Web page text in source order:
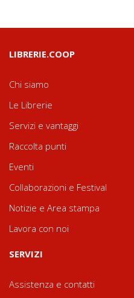
LIBRERIE.COOP
Chi siamo
Le Librerie
Servizi e vantaggi
Raccolta punti
Eventi
Collaborazioni e Festival
Notizie e Area stampa
Lavora con noi
SERVIZI
Assistenza e contatti